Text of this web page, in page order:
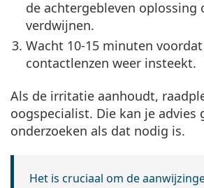
de achtergebleven oplossing
verdwijnen.
Wacht 10-15 minuten
contactlenzen weer insteekt.
Als de irritatie aanhoudt,
oogspecialist. Die kan je advies
onderzoeken als dat nodig is.
Het is cruciaal om de